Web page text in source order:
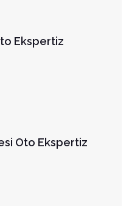
Ekspertiz
Oto Ekspertiz